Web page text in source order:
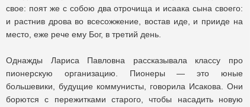
свое: поят же с собою два отрочища и исаака сына своего:
и растнив дрова во всесожжение, востав иде, и прииде на
место, еже рече ему Бог, в третий день.
Однажды Лариса Павловна рассказывала классу про
пионерскую организацию. Пионеры — это юные
большевики, будущие коммунисты, говорила Исакова. Они
борются с пережитками старого, чтобы насадить новую